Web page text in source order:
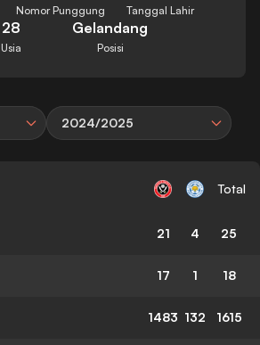
Nomor Punggung Tanggal Lahir
28
Usia
Gelandang
Posisi
2024/2025
Total
21 4 25
17 1 18
1483 132 1615